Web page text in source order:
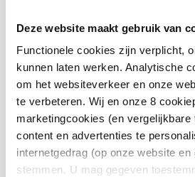
Deze website maakt gebruik van
Functionele cookies zijn verplicht,
kunnen laten werken. Analytische
om het websiteverkeer en onze
te verbeteren. Wij en onze 8
marketingcookies (en vergelijkbare
content en advertenties te
internetgedrag (op onze website en
stemmen. U mag gegeven
Olive Forged Bread Knife
€61,95
Bekijk